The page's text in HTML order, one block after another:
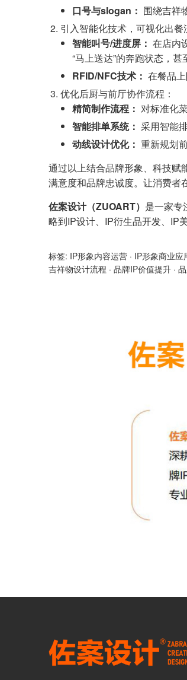
口号与slogan： 围绕吉祥
引入智能化技术，可视化出餐
智能叫号/进度屏： 在店内
“马上送达”的奔跑状态，甚
RFID/NFC技术： 在餐品
优化后厨与前厅协作流程：
精简制作流程： 对标准化
智能排单系统： 采用智能
动线设计优化： 重新规划
通过以上结合品牌形象、科技赋
满意度和品牌忠诚度。让消费者
佐案设计（ZUOART） 是一家专
略到IP设计、IP衍生品开发、IP
标签: IP形象内容运营 · IP形象商业应
吉祥物设计流程 · 品牌IP价值提升 ·